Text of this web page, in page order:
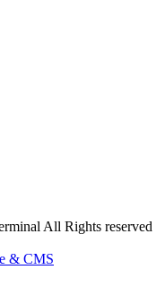
All Rights reserved
& CMS